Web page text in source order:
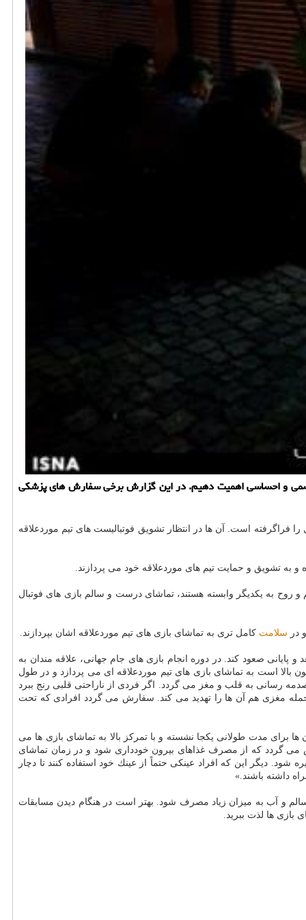
جسمی و احساسی اهمیت دهیم. در این گزارش برخی سفارش های پزشكی
بازی های جام جهانی ۲۰۱۸ نمانده و شور و هیجان طرفداران فوتبال را فراگرفته است. آن ها در انتظار تشویق فوتبالیست های تیم موردعلاقه
به تشویق و حمایت تیم های موردعلاقه خود می پردازند.
روح به یكدیگر وابسته هستند، تماشای درست و سالم بازی های فوتبال
در سلامت كامل تری به تماشای بازی های تیم موردعلاقه اشان بپردازند.
صعود كند. در دوره انجام بازی های جام جهانی، علاقه مندان به
بالا است به تماشای بازی های تیم موردعلاقه ای می پردازد و در طول
رسانی به قلب و مغز می گردد. اگر فردی از ناراحتی قلبی رنج ببرد
مغزی هم آن ها را تهدید می كند. سفارش می گردد افرادی كه تحت
برای مدت طولانی یكجا نشسته و با تمركز بالا به تماشای بازی ها می
می گردد كه از مصرف غذاهای بیرون خودداری شود و در زمان تماشای
دیگر این كه افراد عینكی حتماً از عینك خود استفاده كنند تا دچار
داشته باشند.»
و آب به میزان زیاد مصرف شود. بهتر است در هنگام دیدن مسابقات
بازی ها لذت ببرید.